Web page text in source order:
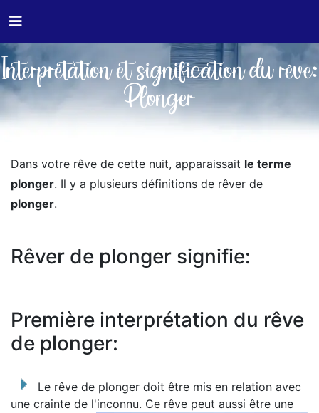
Interprétation et signification du rêve:
Plonger
Dans votre rêve de cette nuit, apparaissait le terme
plonger. Il y a plusieurs définitions de rêver de
plonger.
Rêver de plonger signifie:
Première interprétation du rêve
de plonger:
Le rêve de plonger doit être mis en relation avec
une crainte de l'inconnu. Ce rêve peut aussi être une